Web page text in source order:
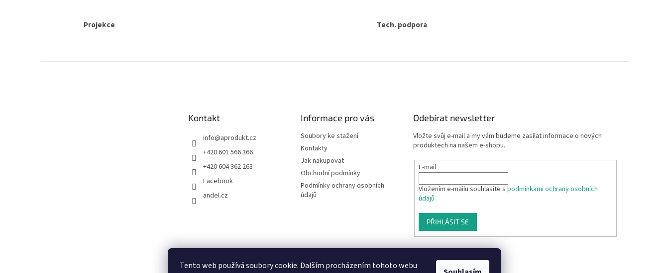
Tento web používá soubory cookie. Dalším procházením tohoto webu
y
Projekce Tech. podpora
Kontakt
info@aprodukt.cz
+420 601 566 366
+420 604 362 263
Facebook
andel.cz
Informace pro vás
Soubory ke stažení
Kontakty
Jak nakupovat
Obchodní podmínky
Podmínky ochrany osobních
údajů
Odebírat newsletter
Vložte svůj e-mail a my vám budeme zasílat informace o nových
produktech na našem e-shopu.
E-mail
Vložením e-mailu souhlasíte spodmínkami ochrany osobních
údajů
PŘIHLÁSIT SE